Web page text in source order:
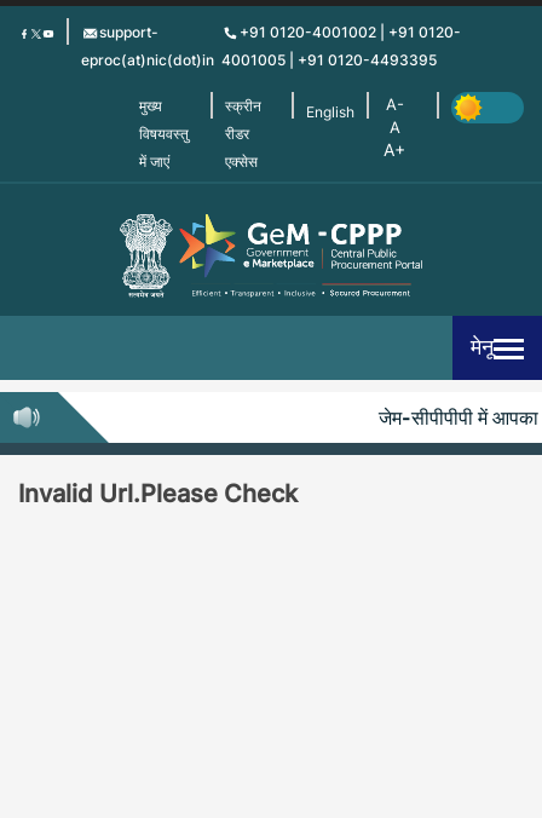
Skip
support-
eproc(at)nic(dot)in
+91 0120-4001002 | +91 0120-
4001005 | +91 0120-4493395
मुख्य
विषयवस्तु
में जाएं
स्क्रीन
रीडर
एक्सेस
English
मेनू
जेम-सीपीपीपी में आपका
Invalid Url.Please Check